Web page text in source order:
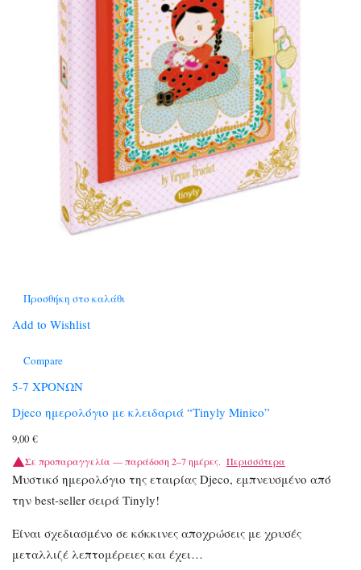
Προσθήκη στο καλάθι
Add to Wishlist
Compare
5-7 ΧΡΟΝΩΝ
Djeco ημερολόγιο με κλειδαριά “Τinyly Minico”
9,00 €
Σε προπαραγγελία — παράδοση 2–7 ημέρες. Περισσότερα
Μυστικό ημερολόγιο της εταιρίας Djeco, εμπνευσμένο από
την best-seller σειρά Tinyly!
Είναι σχεδιασμένο σε κόκκινες αποχρώσεις με χρυσές
μεταλλιζέ λεπτομέρειες και έχει…